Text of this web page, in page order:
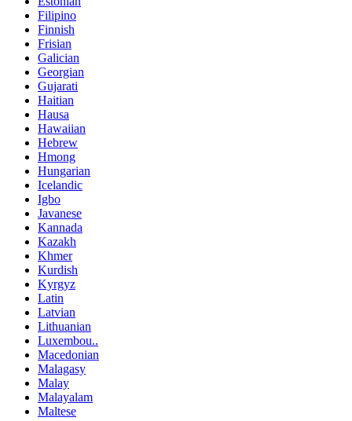
Filipino
Finnish
Frisian
Galician
Georgian
Gujarati
Haitian
Hausa
Hawaiian
Hebrew
Hmong
Hungarian
Icelandic
Igbo
Javanese
Kannada
Kazakh
Khmer
Kurdish
Kyrgyz
Latin
Latvian
Lithuanian
Luxembou..
Macedonian
Malagasy
Malay
Malayalam
Maltese